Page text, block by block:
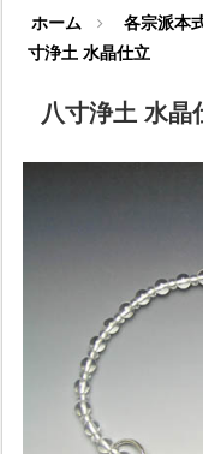
ホーム 各宗派本
寸浄土 水晶仕立
八寸浄土 水晶